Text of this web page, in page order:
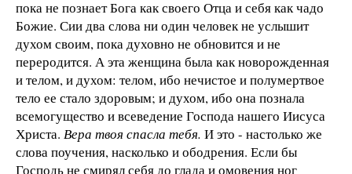
пока не познает Бога как своего Отца и себя как чадо
Божие. Сии два слова ни один человек не услышит
духом своим, пока духовно не обновится и не
переродится. А эта женщина была как новорожденная
и телом, и духом: телом, ибо нечистое и полумертвое
тело ее стало здоровым; и духом, ибо она познала
всемогущество и всеведение Господа нашего Иисуса
Христа. Вера твоя спасла тебя. И это - настолько же
слова поучения, насколько и ободрения. Если бы
Господь не смирял себя до глада и омовения ног